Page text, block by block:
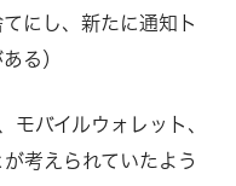
にし、新たに通知ト
る）
モバイルウォレット、
考えられていたよう